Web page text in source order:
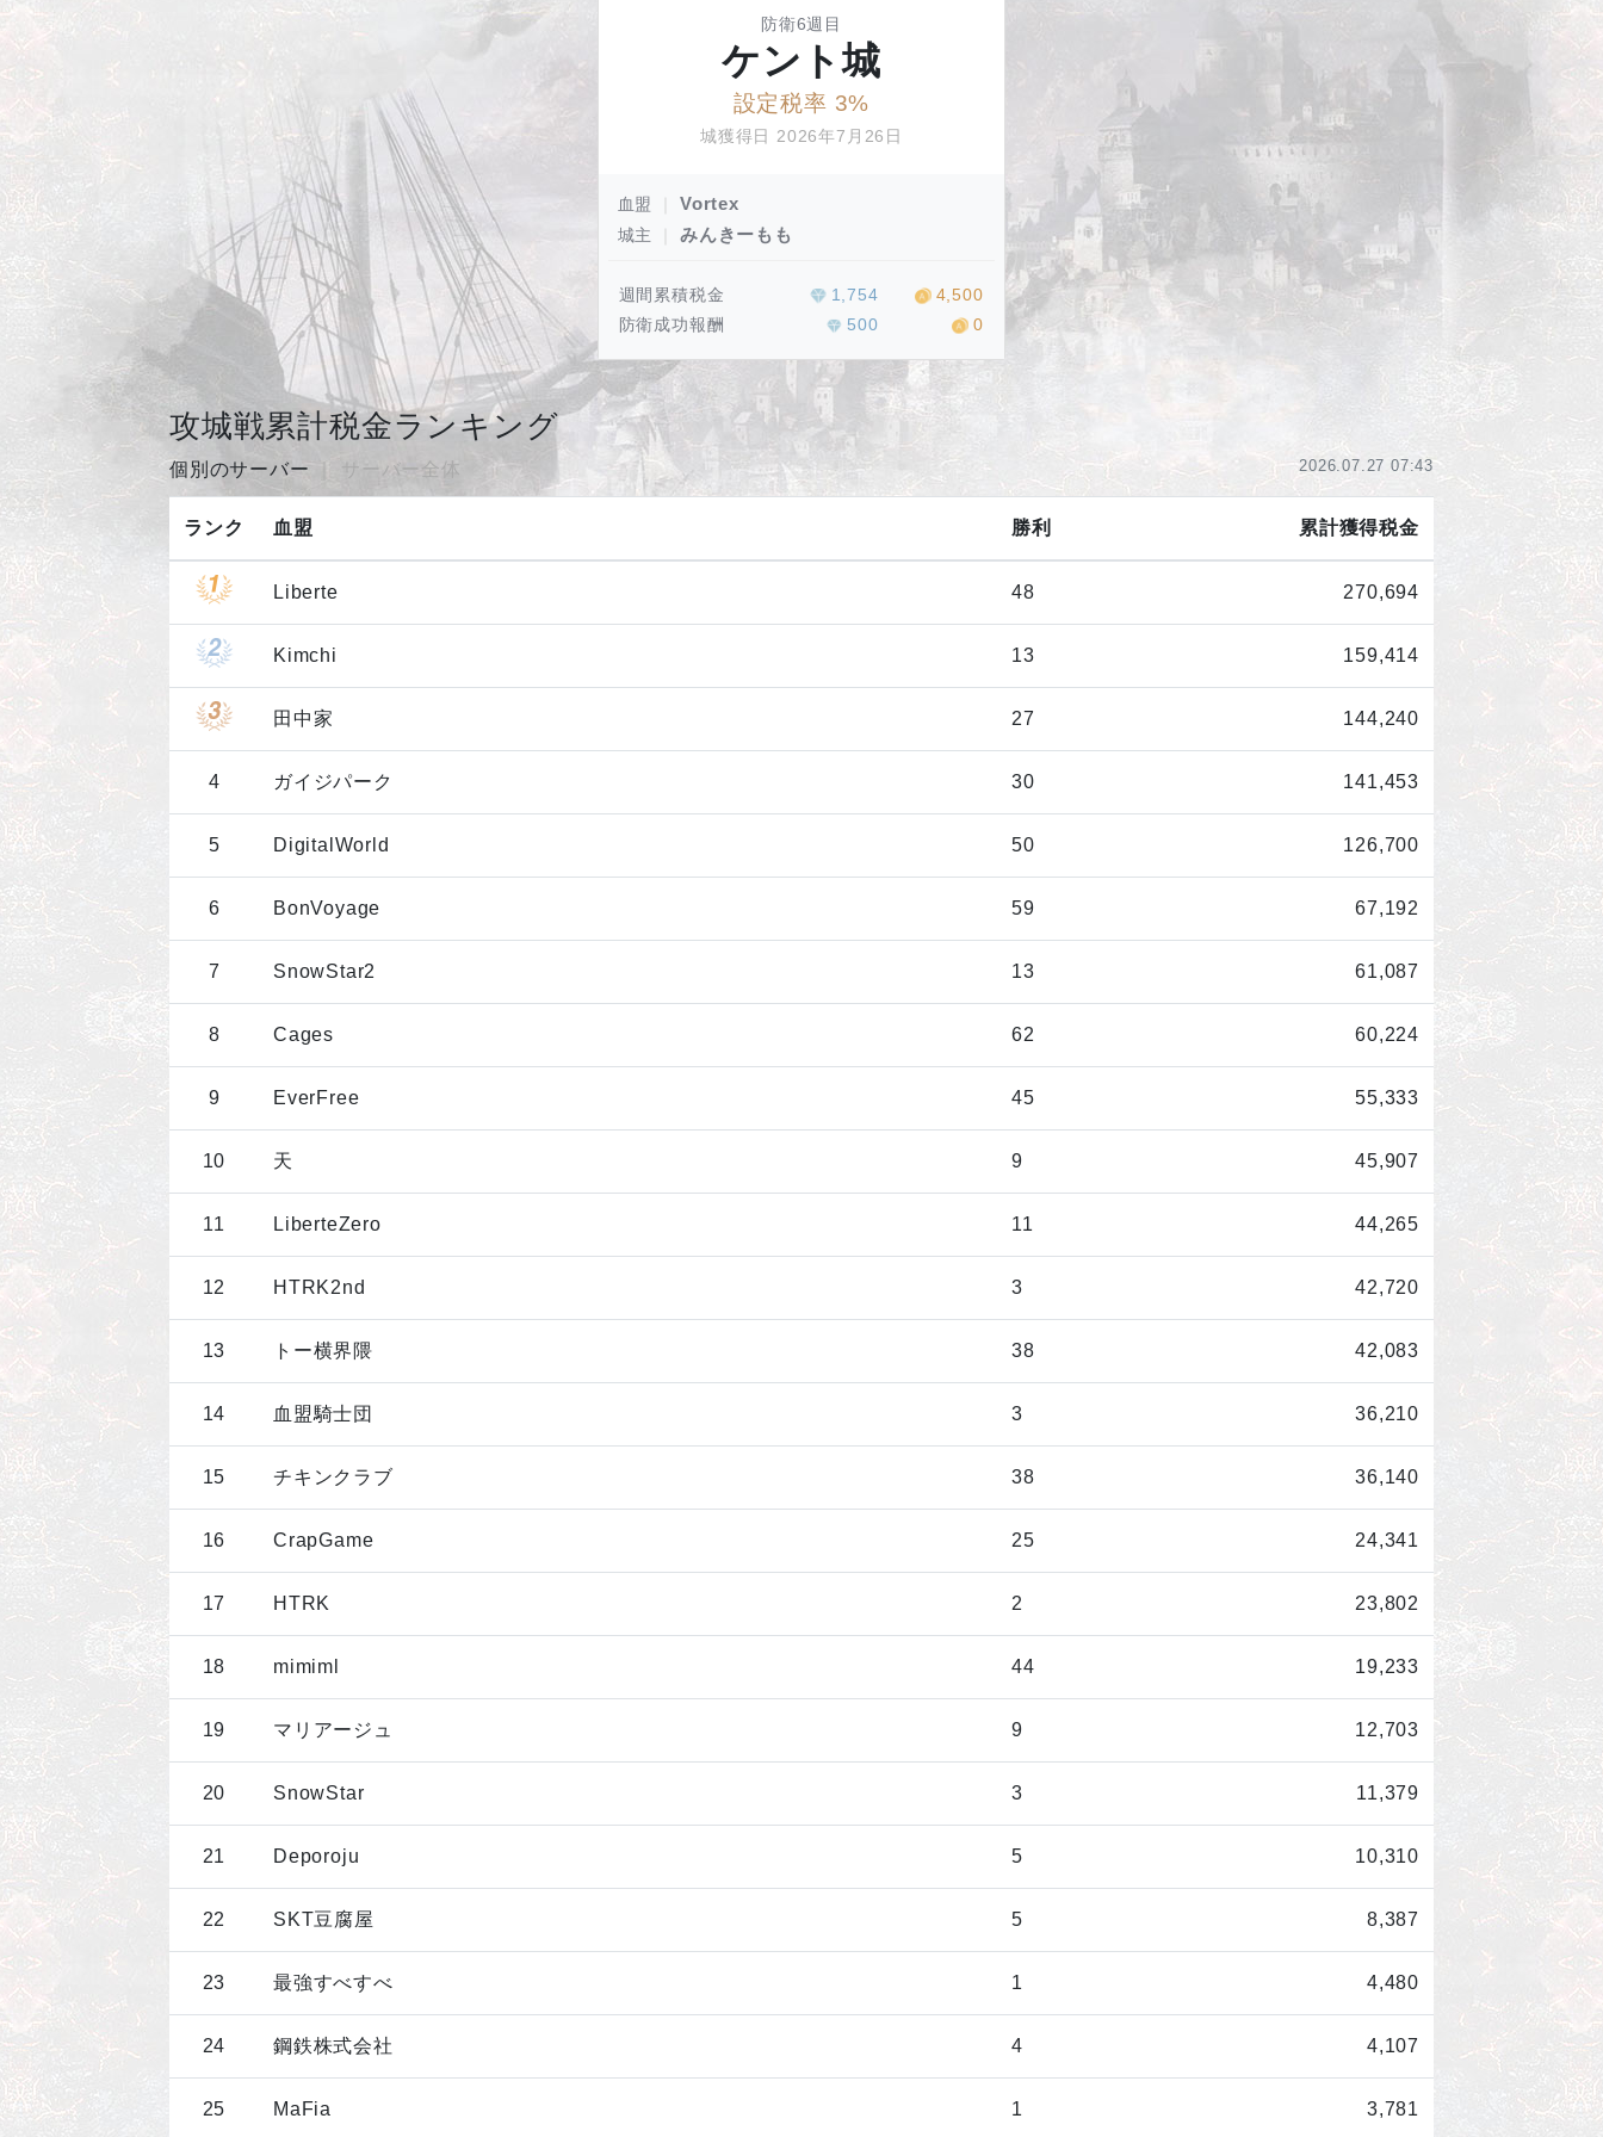
防衛6週目
ケント城
設定税率 3%
城獲得日 2026年7月26日
血盟 Vortex
城主 みんきーもも
週間累積税金 1,754
4,500
防衛成功報酬
500 0
攻城戦累計税金ランキング
個別のサーバー サーバー全体 2026.07.27 07:43
ランク 血盟 勝利 累計獲得税金
Liberte 48 270,694
Kimchi 13 159,414
田中家 27 144,240
4 ガイジパーク 30 141,453
5 DigitalWorld 50 126,700
6 BonVoyage 59 67,192
7 SnowStar2 13 61,087
8 Cages 62 60,224
9 EverFree 45 55,333
10 天 9 45,907
11 LiberteZero 11 44,265
12 HTRK2nd 3 42,720
13 トー横界隈 38 42,083
14 血盟騎士団 3 36,210
15 チキンクラブ 38 36,140
16 CrapGame 25 24,341
17 HTRK 2 23,802
18 mimiml 44 19,233
19 マリアージュ 9 12,703
20 SnowStar 3 11,379
21 Deporoju 5 10,310
22 SKT豆腐屋 5 8,387
23 最強すべすべ 1 4,480
24 鋼鉄株式会社 4 4,107
25 MaFia 1 3,781